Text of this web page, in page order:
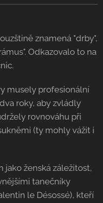
znamená "drby",
Odkazovalo to na
musely profesionální
roky, aby zvládly
rovnováhu při
(ty mohly vážit i
jako ženská záležitost,
tanečníky
le Désossé), kteří